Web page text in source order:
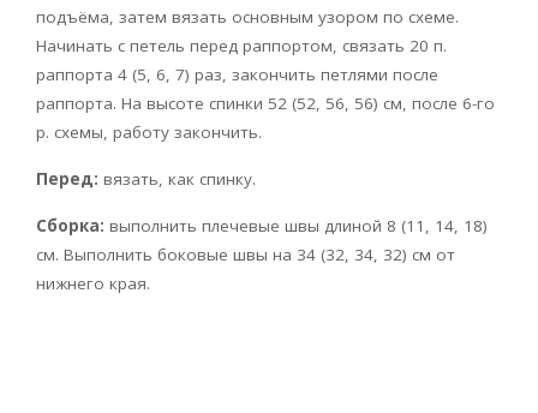
подъёма, затем вязать основным узором по схеме.
Начинать с петель перед раппортом, связать 20 п.
раппорта 4 (5, 6, 7) раз, закончить петлями после
раппорта. На высоте спинки 52 (52, 56, 56) см, после 6-го
р. схемы, работу закончить.
Перед: вязать, как спинку.
Сборка: выполнить плечевые швы длиной 8 (11, 14, 18)
см. Выполнить боковые швы на 34 (32, 34, 32) см от
нижнего края.